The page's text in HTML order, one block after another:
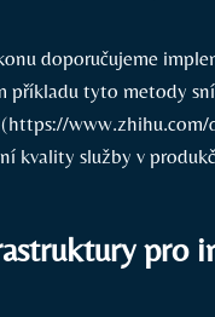
doporučujeme
příkladu tyto ⁤metody
kvality služby v
pro